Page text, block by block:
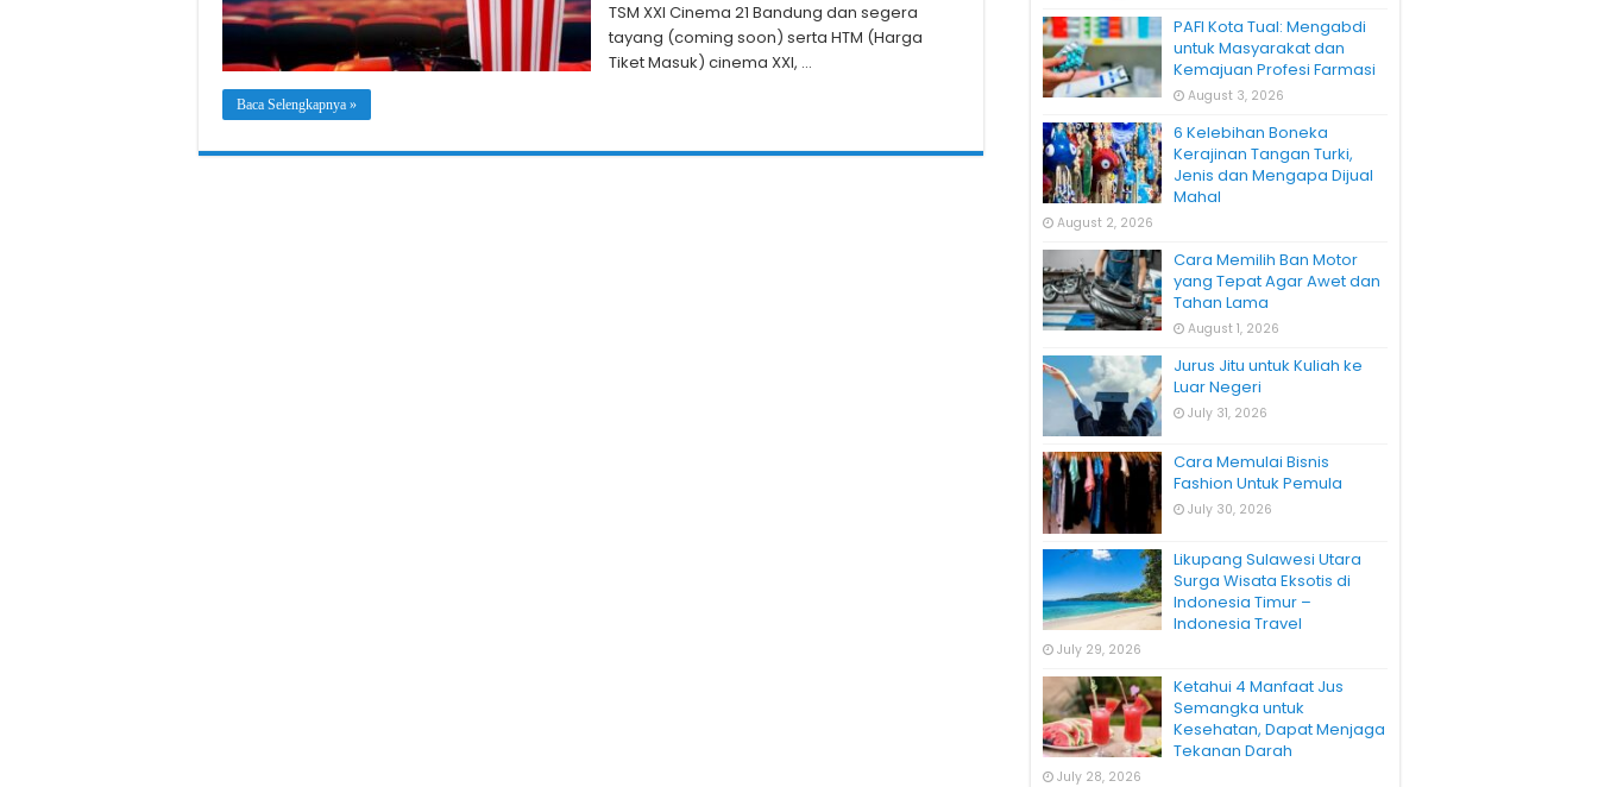
TSM XXI Cinema 21 Bandung dan segera
tayang (coming soon) serta HTM (Harga
Tiket Masuk) cinema XXI, …
Baca Selengkapnya »
PAFI Kota Tual: Mengabdi
untuk Masyarakat dan
Kemajuan Profesi Farmasi
August 3, 2026
6 Kelebihan Boneka
Kerajinan Tangan Turki,
Jenis dan Mengapa Dijual
Mahal
August 2, 2026
Cara Memilih Ban Motor
yang Tepat Agar Awet dan
Tahan Lama
August 1, 2026
Jurus Jitu untuk Kuliah ke
Luar Negeri
July 31, 2026
Cara Memulai Bisnis
Fashion Untuk Pemula
July 30, 2026
Likupang Sulawesi Utara
Surga Wisata Eksotis di
Indonesia Timur –
Indonesia Travel
July 29, 2026
Ketahui 4 Manfaat Jus
Semangka untuk
Kesehatan, Dapat Menjaga
Tekanan Darah
July 28, 2026